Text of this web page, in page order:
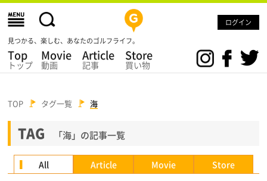
ログイン
見つかる、楽しむ、あなたのゴルフライフ。
Top
トップ
Movie
動画
Article
記事
Store
買い物
TOP タグ一覧 海
TAG 「海」の記事一覧
All Article Movie Store